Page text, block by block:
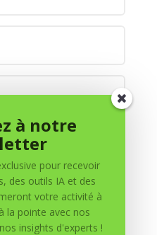
e-mail et mon site dans
commentaire.
le commentaire
à notre
pour recevoir
des outils IA et des
votre activité à
la pointe avec nos
insights d'experts !